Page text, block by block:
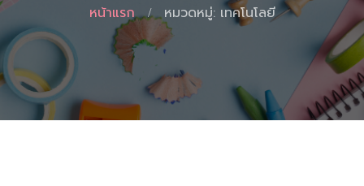
หน้าแรก หมวดหมู่: เทคโนโลยี